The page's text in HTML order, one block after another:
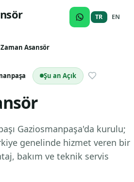
TR EN
Zaman Asansör
Şu an Açık
Gaziosmanpaşa'da kurulu;
genelinde hizmet veren bir
bakım ve teknik servis